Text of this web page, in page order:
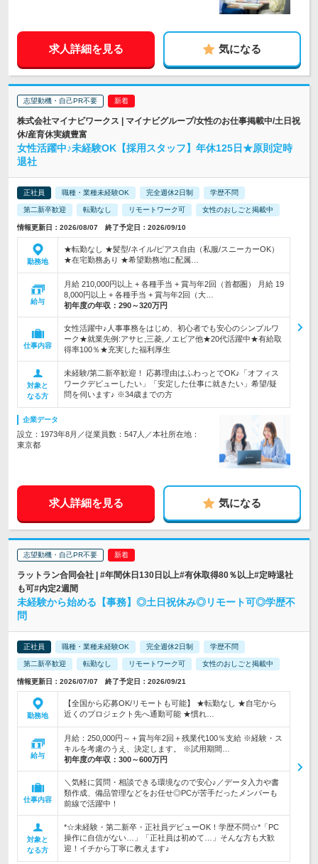
求人詳細を見る 気になる
志望動機・自己PR不要
株式会社マイナビワークス | マイナビグループ/女性のお仕事掲載中/土日祝
休/産育休実績豊富
女性活躍中♪未経験OK【採用スタッフ】年休125日★原則定時
退社
正社員 職種・業種未経験OK 完全週休2日制 学歴不問
第二新卒歓迎 転勤なし リモートワーク可 女性のおしごと掲載中
情報更新日：2026/08/07 終了予定日：2026/09/10
勤務地
★転勤なし ★髪型/ネイル/ピアス自由（私服/スニーカーOK）
★在宅勤務あり ★希望勤務地に配属…
給与
月給 210,000円以上 + 各種手当 + 賞与年2回（首都圏） 月給 19
8,000円以上 + 各種手当 + 賞与年2回（大…
初年度の年収： 290～320万円
仕事内容
女性活躍中♪人事事務をはじめ、初心者でも安心のシンプルワ
ーク★就業先例:アサヒ,三菱,ノエビア他★20代活躍中★有給取
得率100％★充実した福利厚生
対象と
なる方
未経験/第二新卒歓迎！ 応募理由はふわっとでOK♪「オフィス
ワークデビューしたい」「安定した仕事に就きたい」希望/疑
問を伺います♪ ※34歳までの方
企業データ
設立：1973年8月／従業員数：547人／本社所在地：
東京都
求人詳細を見る 気になる
志望動機・自己PR不要
ラットラン合同会社 | #年間休日130日以上#有休取得80％以上#定時退社
も可#内定2週間
未経験から始める【事務】◎土日祝休み◎リモート可◎学歴不
問
正社員 職種・業種未経験OK 完全週休2日制 学歴不問
第二新卒歓迎 転勤なし リモートワーク可 女性のおしごと掲載中
情報更新日：2026/07/07 終了予定日：2026/09/21
勤務地
【全国から応募OK/リモートも可能】 ★転勤なし ★自宅から
近くのプロジェクト先へ通勤可能 ★慣れ…
給与
月給：250,000円～＋賞与年2回＋残業代100％支給 ※経験・ス
キルを考慮のうえ、決定します。 ※試用期間…
初年度の年収： 300～600万円
仕事内容
＼気軽に質問・相談できる環境なので安心♪／データ入力や書
類作成、備品管理などをお任せ◎PCが苦手だったメンバーも
前線で活躍中！
対象と
なる方
*☆未経験・第二新卒・正社員デビューOK！学歴不問☆*「PC
操作に自信がない…」「正社員は初めて…」そんな方も大歓
迎！イチから丁寧に教えます♪